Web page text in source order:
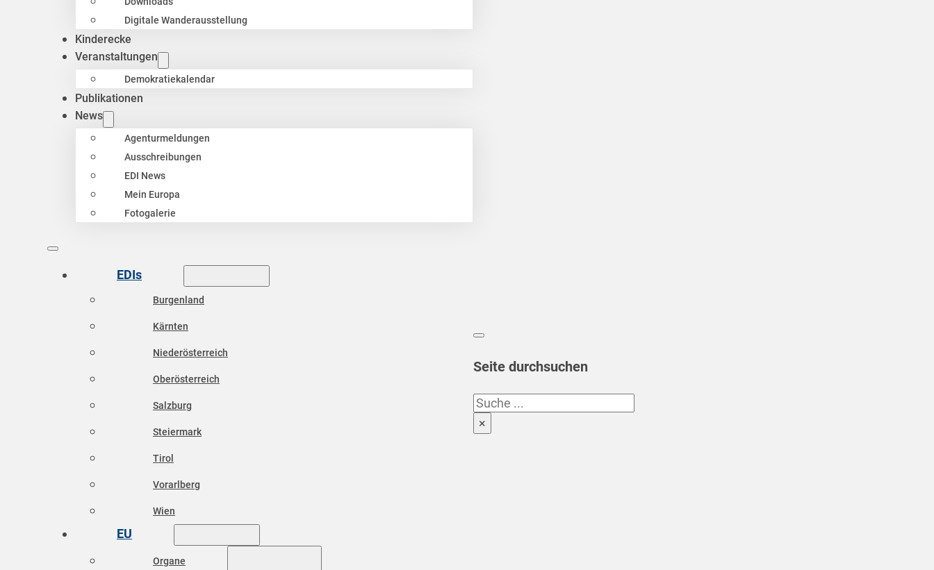
Digitale Wanderausstellung
Kinderecke
Veranstaltungen
Demokratiekalendar
Publikationen
News
Agenturmeldungen
Ausschreibungen
EDI News
Mein Europa
Fotogalerie
EDIs
Burgenland
Kärnten
Niederösterreich
Oberösterreich
Salzburg
Steiermark
Tirol
Vorarlberg
Wien
EU
Organe
Seite durchsuchen
Suchen
×